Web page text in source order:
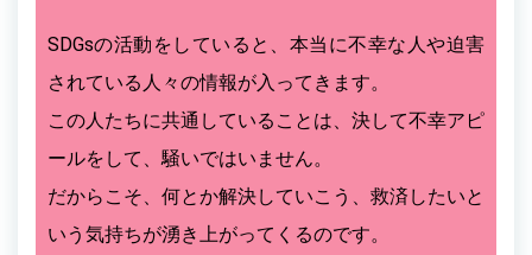
SDGsの活動をしていると、本当に不幸な人や迫害
されている人々の情報が入ってきます。
この人たちに共通していることは、決して不幸アピ
ールをして、騒いではいません。
だからこそ、何とか解決していこう、救済したいと
いう気持ちが湧き上がってくるのです。